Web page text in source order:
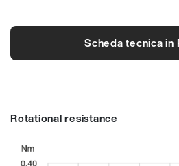
Scheda tecnica in
Rotational resistance